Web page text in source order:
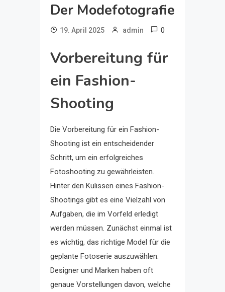
Der Modefotografie
19. April 2025 admin 0
Vorbereitung für
ein Fashion-
Shooting
Die Vorbereitung für ein Fashion-
Shooting ist ein entscheidender
Schritt, um ein erfolgreiches
Fotoshooting zu gewährleisten.
Hinter den Kulissen eines Fashion-
Shootings gibt es eine Vielzahl von
Aufgaben, die im Vorfeld erledigt
werden müssen. Zunächst einmal ist
es wichtig, das richtige Model für die
geplante Fotoserie auszuwählen.
Designer und Marken haben oft
genaue Vorstellungen davon, welche